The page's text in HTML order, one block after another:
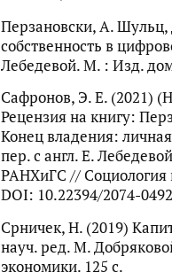
Перзановски, А. Шульц,
собственность в
Лебедевой. М. : Изд.
Сафронов, Э. Е. (2021)
Рецензия на книгу:
Конец владения:
пер. с англ. Е.
РАНХиГС // Социология
DOI: 10.22394/2074-
Срничек, Н. (2019)
науч. ред. М.
экономики. 125 с.